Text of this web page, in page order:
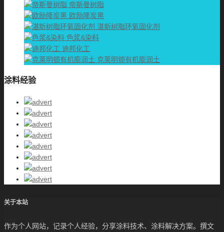
帝斯曼树脂
欧励隆炭黑
湛新树脂环氧固化剂
色浆&染料
迪邦化工
克莱明顿有机膨润土
涂料经验
关于本站
作为个人网站，记录个人经验，分享涂料技术、涂料解决方案。撰文